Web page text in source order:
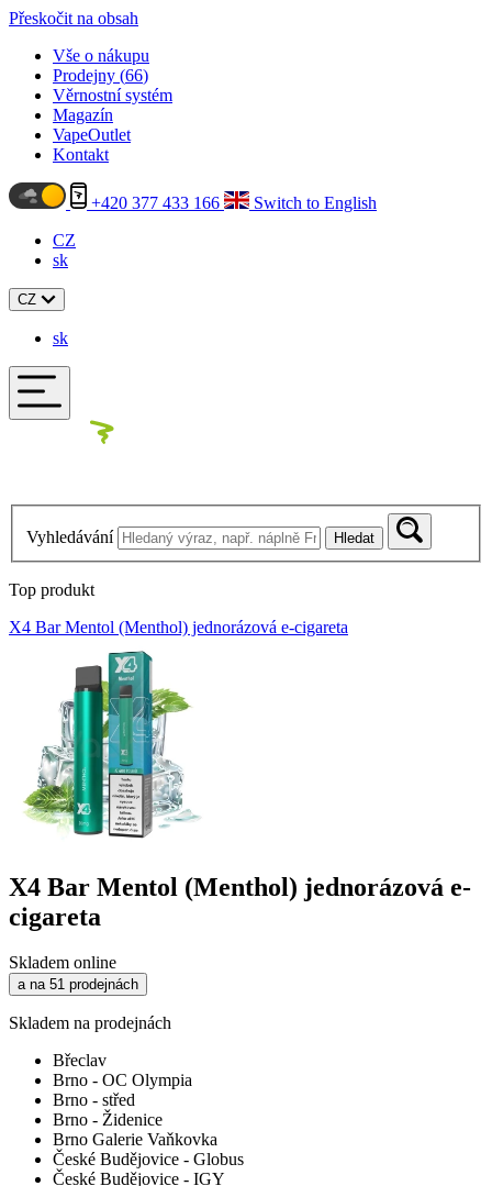
Přeskočit na obsah
Vše o nákupu
Prodejny (66)
Věrnostní systém
Magazín
VapeOutlet
Kontakt
+420 377 433 166
Switch to English
CZ
sk
CZ
sk
Vyhledávání Hledat
Top produkt
X4 Bar Mentol (Menthol) jednorázová e-cigareta
X4 Bar Mentol (Menthol) jednorázová e-
cigareta
Skladem online
a na 51 prodejnách
Skladem na prodejnách
Břeclav
Brno - OC Olympia
Brno - střed
Brno - Židenice
Brno Galerie Vaňkovka
České Budějovice - Globus
České Budějovice - IGY